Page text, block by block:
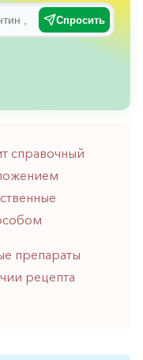
Спросить
справочный
препараты
рецепта